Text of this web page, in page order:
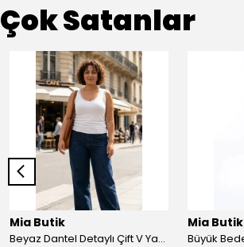
Çok Satanlar
Mia Butik
Beyaz Dantel Detaylı Çift V Yaka Karşkorse Esnek Bluz
Mia Butik